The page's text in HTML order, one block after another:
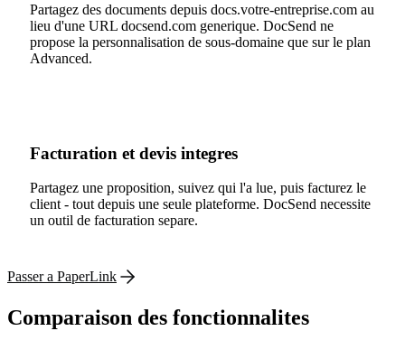
Partagez des documents depuis docs.votre-entreprise.com au
lieu d'une URL docsend.com generique. DocSend ne
propose la personnalisation de sous-domaine que sur le plan
Advanced.
Facturation et devis integres
Partagez une proposition, suivez qui l'a lue, puis facturez le
client - tout depuis une seule plateforme. DocSend necessite
un outil de facturation separe.
Passer a PaperLink
Comparaison des fonctionnalites